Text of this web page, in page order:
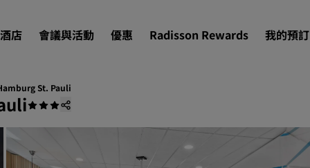
店 會議與活動 優惠 Radisson Rewards 我的預訂
目的地
St. Pauli